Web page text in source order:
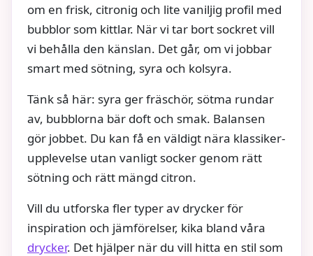
om en frisk, citronig och lite vaniljig profil med
bubblor som kittlar. När vi tar bort sockret vill
vi behålla den känslan. Det går, om vi jobbar
smart med sötning, syra och kolsyra.
Tänk så här: syra ger fräschör, sötma rundar
av, bubblorna bär doft och smak. Balansen
gör jobbet. Du kan få en väldigt nära klassiker-
upplevelse utan vanligt socker genom rätt
sötning och rätt mängd citron.
Vill du utforska fler typer av drycker för
inspiration och jämförelser, kika bland våra
drycker. Det hjälper när du vill hitta en stil som